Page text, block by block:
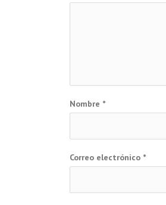
Nombre *
Correo electrónico *